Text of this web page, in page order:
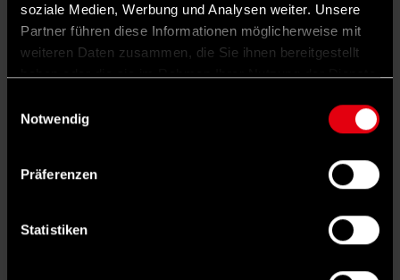
soziale Medien, Werbung und Analysen weiter. Unsere
Partner führen diese Informationen möglicherweise mit
weiteren Daten zusammen, die Sie ihnen bereitgestellt
haben oder die sie im Rahmen Ihrer Nutzung der Dienste
Notwendig
Präferenzen
Statistiken
Mehr denn je braucht Chile eine
geeinte, konstruktive Opposition, die
ihre Rolle klar definiert, gemeinsame
Leitlinien formuliert und verteidigt.
Kast verfügt über keine eigene Mehrheit im